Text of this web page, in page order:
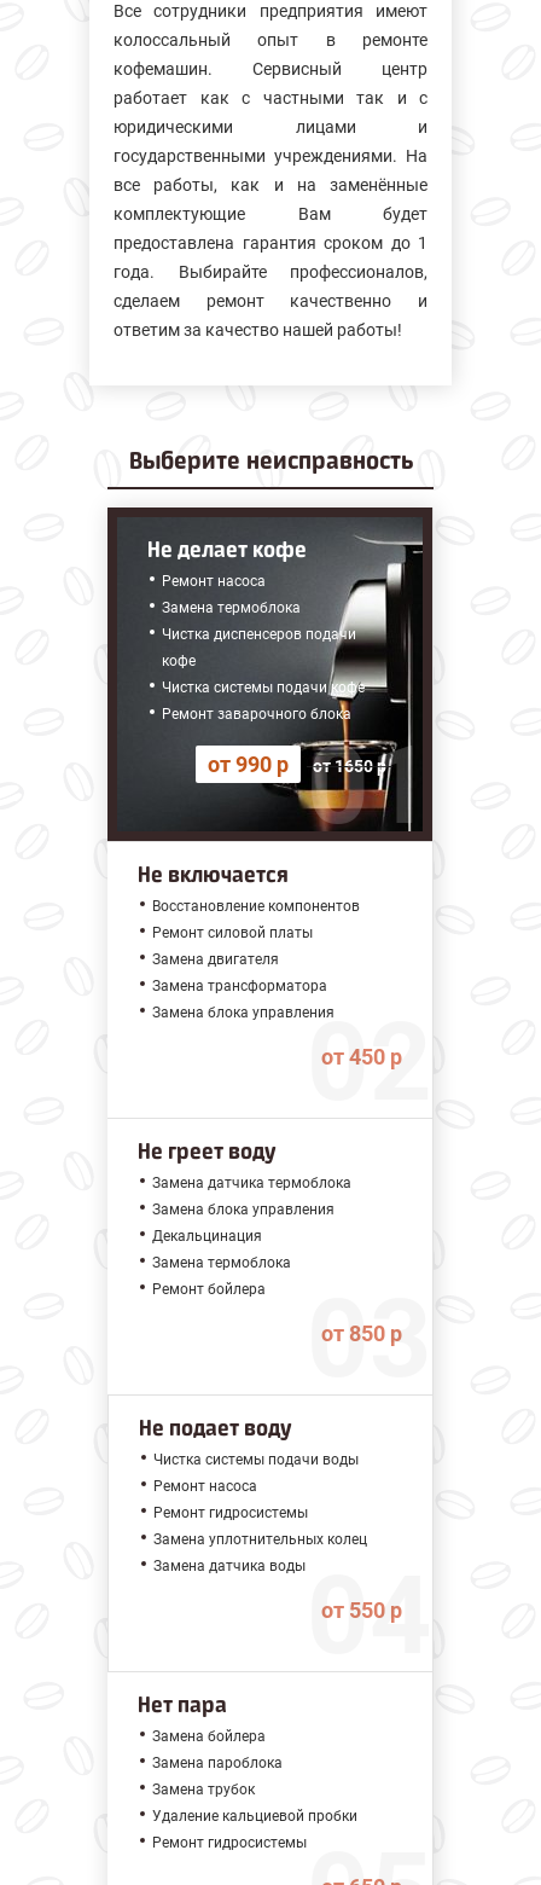
Все сотрудники предприятия имеют
колосcальный опыт в ремонте
кофемашин. Сервисный центр
работает как с частными так и с
юридическими лицами и
государственными учреждениями. На
все работы, как и на заменённые
комплектующие Вам будет
предоставлена гарантия сроком до 1
года. Выбирайте профессионалов,
сделаем ремонт качественно и
ответим за качество нашей работы!
Выберите неисправность
Не делает кофе
Ремонт насоса
Замена термоблока
Чистка диспенсеров подачи
кофе
Чистка системы подачи кофе
Ремонт заварочного блока
от 990 р от 1650 р
Не включается
Восстановление компонентов
Ремонт силовой платы
Замена двигателя
Замена трансформатора
Замена блока управления
от 450 р
Не греет воду
Замена датчика термоблока
Замена блока управления
Декальцинация
Замена термоблока
Ремонт бойлера
от 850 р
Не подает воду
Чистка системы подачи воды
Ремонт насоса
Ремонт гидросистемы
Замена уплотнительных колец
Замена датчика воды
от 550 р
Нет пара
Замена бойлера
Замена пароблока
Замена трубок
Удаление кальциевой пробки
Ремонт гидросистемы